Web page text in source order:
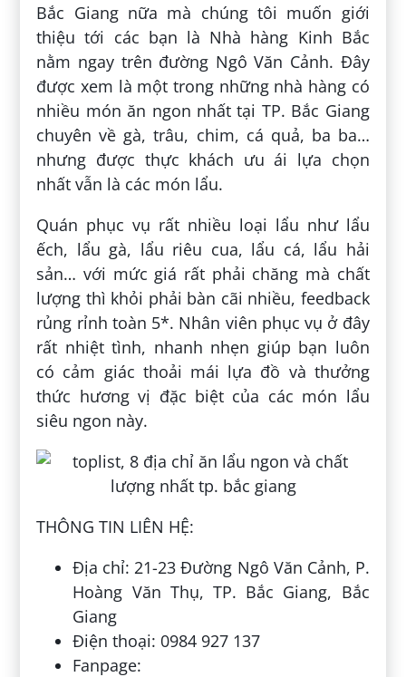
Bắc Giang nữa mà chúng tôi muốn giới
thiệu tới các bạn là Nhà hàng Kinh Bắc
nằm ngay trên đường Ngô Văn Cảnh. Đây
được xem là một trong những nhà hàng có
nhiều món ăn ngon nhất tại TP. Bắc Giang
chuyên về gà, trâu, chim, cá quả, ba ba…
nhưng được thực khách ưu ái lựa chọn
nhất vẫn là các món lẩu.
Quán phục vụ rất nhiều loại lẩu như lẩu
ếch, lẩu gà, lẩu riêu cua, lẩu cá, lẩu hải
sản… với mức giá rất phải chăng mà chất
lượng thì khỏi phải bàn cãi nhiều, feedback
rủng rỉnh toàn 5*. Nhân viên phục vụ ở đây
rất nhiệt tình, nhanh nhẹn giúp bạn luôn
có cảm giác thoải mái lựa đồ và thưởng
thức hương vị đặc biệt của các món lẩu
siêu ngon này.
THÔNG TIN LIÊN HỆ:
Địa chỉ: 21-23 Đường Ngô Văn Cảnh, P.
Hoàng Văn Thụ, TP. Bắc Giang, Bắc
Giang
Điện thoại: 0984 927 137
Fanpage: